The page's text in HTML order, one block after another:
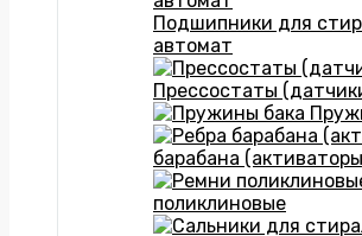
Подшипники для
автомат
Прессостаты
барабана
поликлиновые